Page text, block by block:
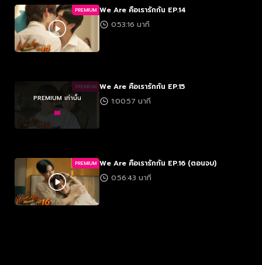
PREMIUM We Are คือเรารักกัน EP.14
0:53:16 นาที
PREMIUM
PREMIUM เท่านั้น
We Are คือเรารักกัน EP.15
1:00:57 นาที
PREMIUM We Are คือเรารักกัน EP.16 (ตอนจบ)
0:56:43 นาที